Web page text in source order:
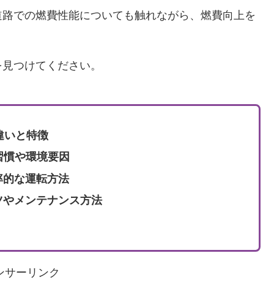
での燃費性能についても触れながら、燃費向上を
つけてください。
いと特徴
や環境要因
な運転方法
メンテナンス方法
サーリンク